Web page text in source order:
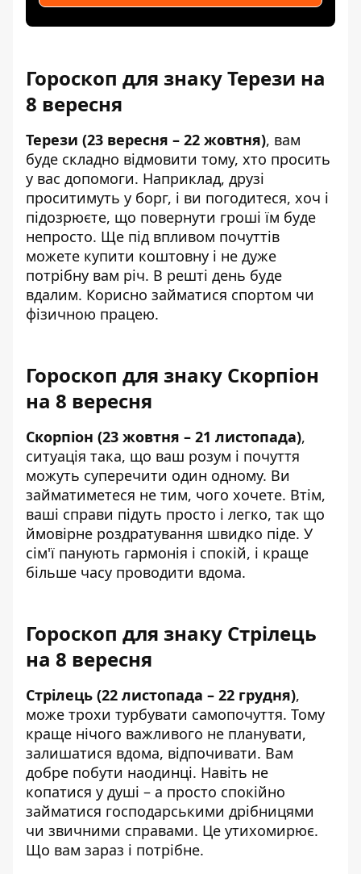
Гороскоп для знаку Терези на
8 вересня
Терези (23 вересня – 22 жовтня), вам
буде складно відмовити тому, хто просить
у вас допомоги. Наприклад, друзі
проситимуть у борг, і ви погодитеся, хоч і
підозрюєте, що повернути гроші їм буде
непросто. Ще під впливом почуттів
можете купити коштовну і не дуже
потрібну вам річ. В решті день буде
вдалим. Корисно займатися спортом чи
фізичною працею.
Гороскоп для знаку Скорпіон
на 8 вересня
Скорпіон (23 жовтня – 21 листопада),
ситуація така, що ваш розум і почуття
можуть суперечити один одному. Ви
займатиметеся не тим, чого хочете. Втім,
ваші справи підуть просто і легко, так що
ймовірне роздратування швидко піде. У
сім'ї панують гармонія і спокій, і краще
більше часу проводити вдома.
Гороскоп для знаку Стрілець
на 8 вересня
Стрілець (22 листопада – 22 грудня),
може трохи турбувати самопочуття. Тому
краще нічого важливого не планувати,
залишатися вдома, відпочивати. Вам
добре побути наодинці. Навіть не
копатися у душі – а просто спокійно
займатися господарськими дрібницями
чи звичними справами. Це утихомирює.
Що вам зараз і потрібне.